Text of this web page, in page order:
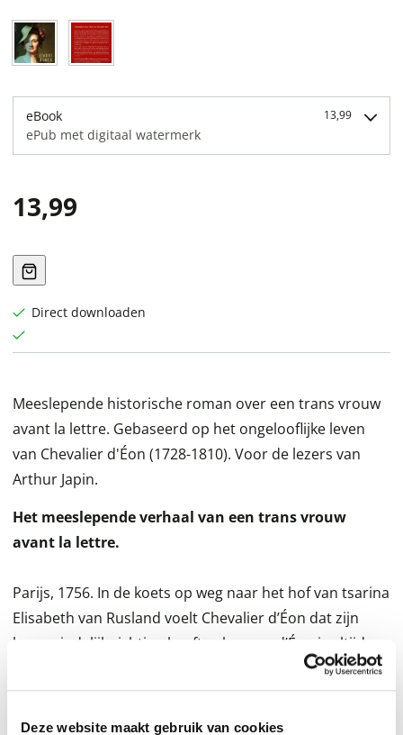
Deze website maakt gebruik van cookies
eBook 13,99
ePub met digitaal watermerk
13,99
Direct downloaden
Meeslepende historische roman over een trans vrouw
avant la lettre. Gebaseerd op het ongelooflijke leven
van Chevalier d'Éon (1728-1810). Voor de lezers van
Arthur Japin.
Het meeslepende verhaal van een trans vrouw
avant la lettre.
Parijs, 1756. In de koets op weg naar het hof van tsarina
Elisabeth van Rusland voelt Chevalier d’Éon dat zijn
leven eindelijk richting heeft gekregen. d’Éon is altijd
een buitenbeentje geweest en is voortdurend op zijn
hoede. Zijn frêle postuur en bedachtzame houding
wekken zowel fascinatie als agressie van zijn omgeving